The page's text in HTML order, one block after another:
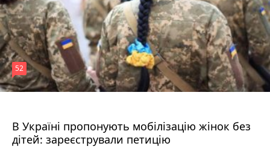
В Україні пропонують мобілізацію жінок без
дітей: зареєстрували петицію
52